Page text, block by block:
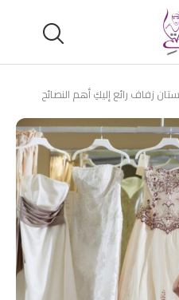
زفاف رائع إليكِ أهم النصائح